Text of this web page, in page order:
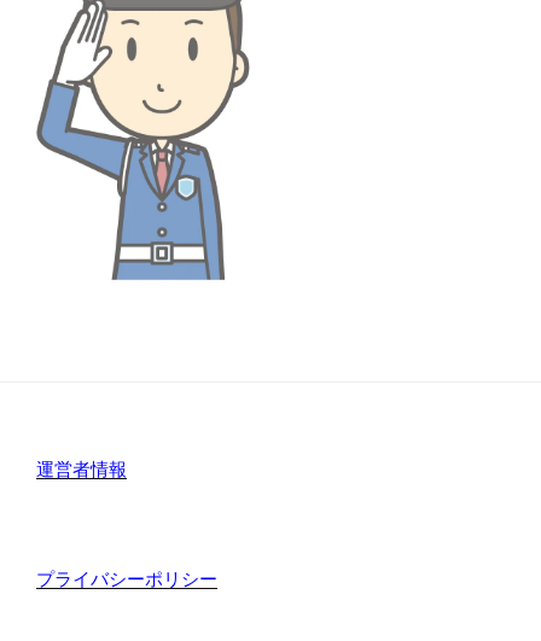
運営者情報
プライバシーポリシー